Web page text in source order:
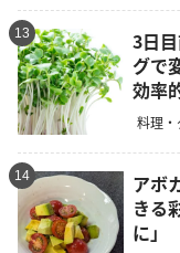
13
3日
グで
効率
料理・
14
アボ
きる
に」